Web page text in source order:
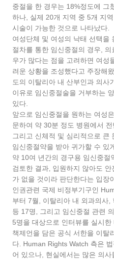
중절을 한 경우는 18%정도에 그
하나, 실제 20개 지역 중 5개 지
시술이 가능한 것으로 나타났다.
여성단체 및 여성의 낙태 선택을
절차를 통한 임신중절의 경우,
우가 많다는 점을 고려하면 여성
려운 상황을 조성했다고 주장해
도의 이탈리아 내 산부인과 의사
이유로 임신중절술을 거부하는
있다.
앞으로 임신중절을 원하는 여성
문하여 약 30분 정도 병원에서
그리고 신체적 및 심리적으로 큰
임신중절약을 받아 귀가할 수 있
약 10여 년간의 경구용 임신중절
검토한 결과, 입원하지 않아도
가 없을 것이라 판단한다는 입장
인권관련 국제 비정부기구인
부터 7월, 이탈리아 내 외과의사
등 17명, 그리고 임신중절 관련
5명을 대상으로 인터뷰를 실시
책제언을 담은 공식 서한을 이탈
다. Human Rights Watch 측은
어 있으나, 현실에서는 많은 의